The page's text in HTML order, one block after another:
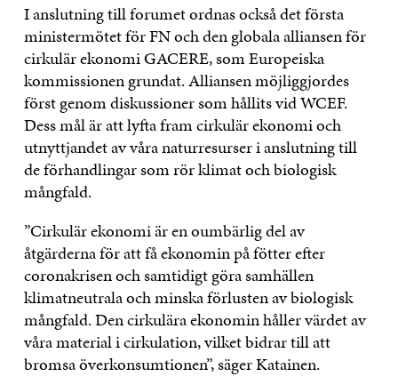
I anslutning till forumet ordnas också det första
ministermötet för FN och den globala alliansen för
cirkulär ekonomi GACERE, som Europeiska
kommissionen grundat. Alliansen möjliggjordes
först genom diskussioner som hållits vid WCEF.
Dess mål är att lyfta fram cirkulär ekonomi och
utnyttjandet av våra naturresurser i anslutning till
de förhandlingar som rör klimat och biologisk
mångfald.
”Cirkulär ekonomi är en oumbärlig del av
åtgärderna för att få ekonomin på fötter efter
coronakrisen och samtidigt göra samhällen
klimatneutrala och minska förlusten av biologisk
mångfald. Den cirkulära ekonomin håller värdet av
våra material i cirkulation, vilket bidrar till att
bromsa överkonsumtionen”, säger Katainen.